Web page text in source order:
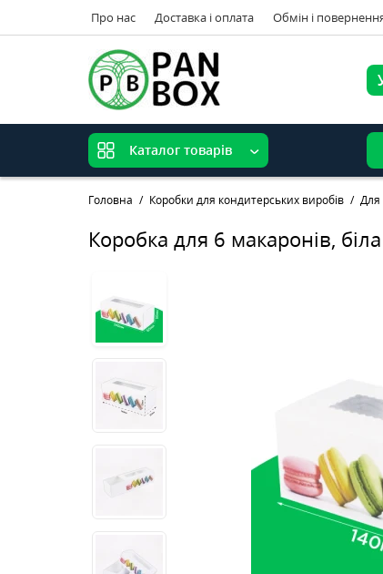
Про нас Доставка і оплата Обмін і
Каталог товарів
Головна Коробки для кондитерських виробів Для
Коробка для 6 макаронів,